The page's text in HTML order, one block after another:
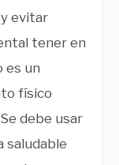
evitar
tener en
es un
físico
debe usar
saludable